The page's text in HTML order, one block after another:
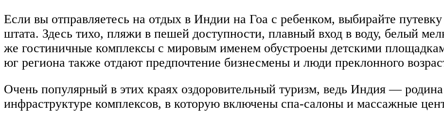
Если вы отправляетесь на отдых в Индии на Гоа с ребенком, выбирайте
штата. Здесь тихо, пляжи в пешей доступности, плавный вход в воду, белый
же гостиничные комплексы с мировым именем обустроены детскими
юг региона также отдают предпочтение бизнесмены и люди преклонного
Очень популярный в этих краях оздоровительный туризм, ведь Индия —
инфраструктуре комплексов, в которую включены спа-салоны и массажные